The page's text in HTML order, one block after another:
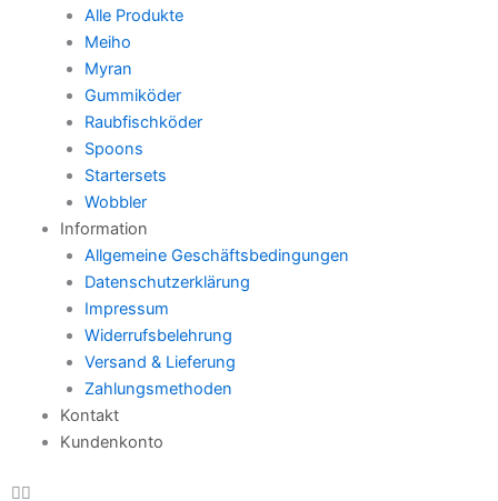
Alle Produkte
Meiho
Myran
Gummiköder
Raubfischköder
Spoons
Startersets
Wobbler
Information
Allgemeine Geschäftsbedingungen
Datenschutzerklärung
Impressum
Widerrufsbelehrung
Versand & Lieferung
Zahlungsmethoden
Kontakt
Kundenkonto